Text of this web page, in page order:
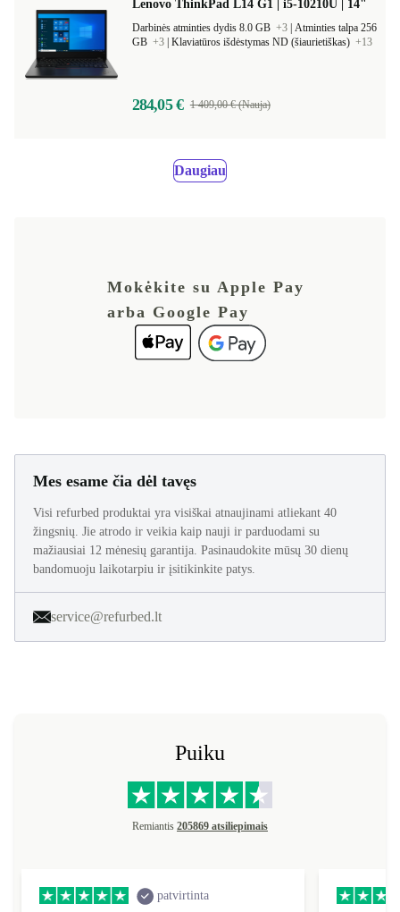
Lenovo ThinkPad L14 G1 | i5-10210U | 14"
Darbinės atminties dydis 8.0 GB +3 Atminties talpa 256
GB +3 Klaviatūros išdėstymas ND (šiaurietiškas) +13
284,05 € 1 409,00 € (Nauja)
Daugiau
Mokėkite su Apple Pay
arba Google Pay
Mes esame čia dėl tavęs
Visi refurbed produktai yra visiškai atnaujinami atliekant 40
žingsnių. Jie atrodo ir veikia kaip nauji ir parduodami su
mažiausiai 12 mėnesių garantija. Pasinaudokite mūsų 30 dienų
bandomuoju laikotarpiu ir įsitikinkite patys.
service@refurbed.lt
Puiku
Remiantis 205869 atsiliepimais
patvirtinta